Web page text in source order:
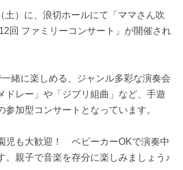
土）に、浪切ホールにて「ママさん吹
回 ファミリーコンサート」が開催され
緒に楽しめる、ジャンル多彩な演奏会
ドレー」や「ジブリ組曲」など、手遊
参加型コンサートとなっています。
児も大歓迎！ ベビーカーOKで演奏中
。親子で音楽を存分に楽しみましょう♪